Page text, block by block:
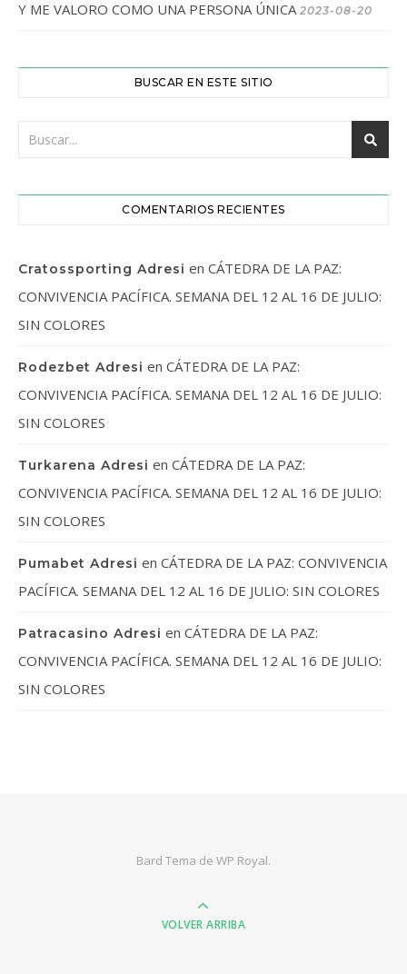
Y ME VALORO COMO UNA PERSONA ÚNICA 2023-08-20
BUSCAR EN ESTE SITIO
COMENTARIOS RECIENTES
Cratossporting Adresi en CÁTEDRA DE LA PAZ:
CONVIVENCIA PACÍFICA. SEMANA DEL 12 AL 16 DE JULIO:
SIN COLORES
Rodezbet Adresi en CÁTEDRA DE LA PAZ:
CONVIVENCIA PACÍFICA. SEMANA DEL 12 AL 16 DE JULIO:
SIN COLORES
Turkarena Adresi en CÁTEDRA DE LA PAZ:
CONVIVENCIA PACÍFICA. SEMANA DEL 12 AL 16 DE JULIO:
SIN COLORES
Pumabet Adresi en CÁTEDRA DE LA PAZ: CONVIVENCIA
PACÍFICA. SEMANA DEL 12 AL 16 DE JULIO: SIN COLORES
Patracasino Adresi en CÁTEDRA DE LA PAZ:
CONVIVENCIA PACÍFICA. SEMANA DEL 12 AL 16 DE JULIO:
SIN COLORES
Bard Tema de WP Royal.
VOLVER ARRIBA